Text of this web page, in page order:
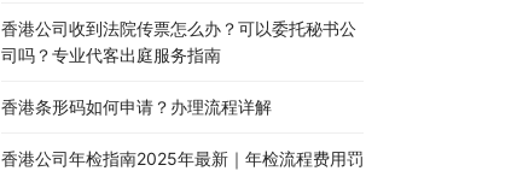
香港公司收到法院传票怎么办？可以委托秘书公
司吗？专业代客出庭服务指南
香港条形码如何申请？办理流程详解
香港公司年检指南2025年最新｜年检流程费用罚